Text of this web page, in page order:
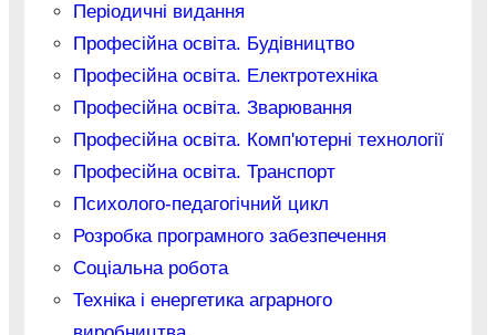
Періодичні видання
Професійна освіта. Будівництво
Професійна освіта. Електротехніка
Професійна освіта. Зварювання
Професійна освіта. Комп'ютерні технології
Професійна освіта. Транспорт
Психолого-педагогічний цикл
Розробка програмного забезпечення
Соціальна робота
Техніка і енергетика аграрного